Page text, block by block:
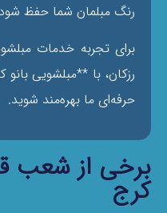
رنگ مبلمان شما حفظ
برای تجربه خدمات
رزکان، با **مبلشویی
حرفه‌ای ما بهره‌مند شوید.
برخی از شعب
کرج